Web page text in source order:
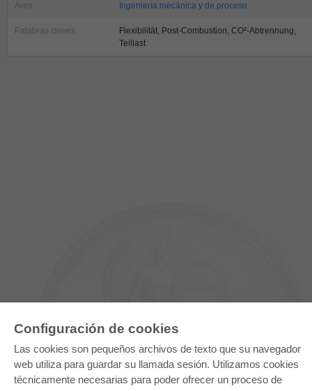
Configuración de cookies
Las cookies son pequeños archivos de texto que su navegador
web utiliza para guardar su llamada sesión. Utilizamos cookies
técnicamente necesarias para poder ofrecer un proceso de
Area Ingeniería mecánica y de proceso
Palabras claves
Flexibilität, Post-Combustion, CO²-Abtrennung,
Teillast
E-COLLECTION
Paquete entero